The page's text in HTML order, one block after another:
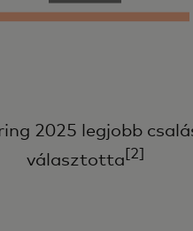
2025 legjobb
választotta [2]